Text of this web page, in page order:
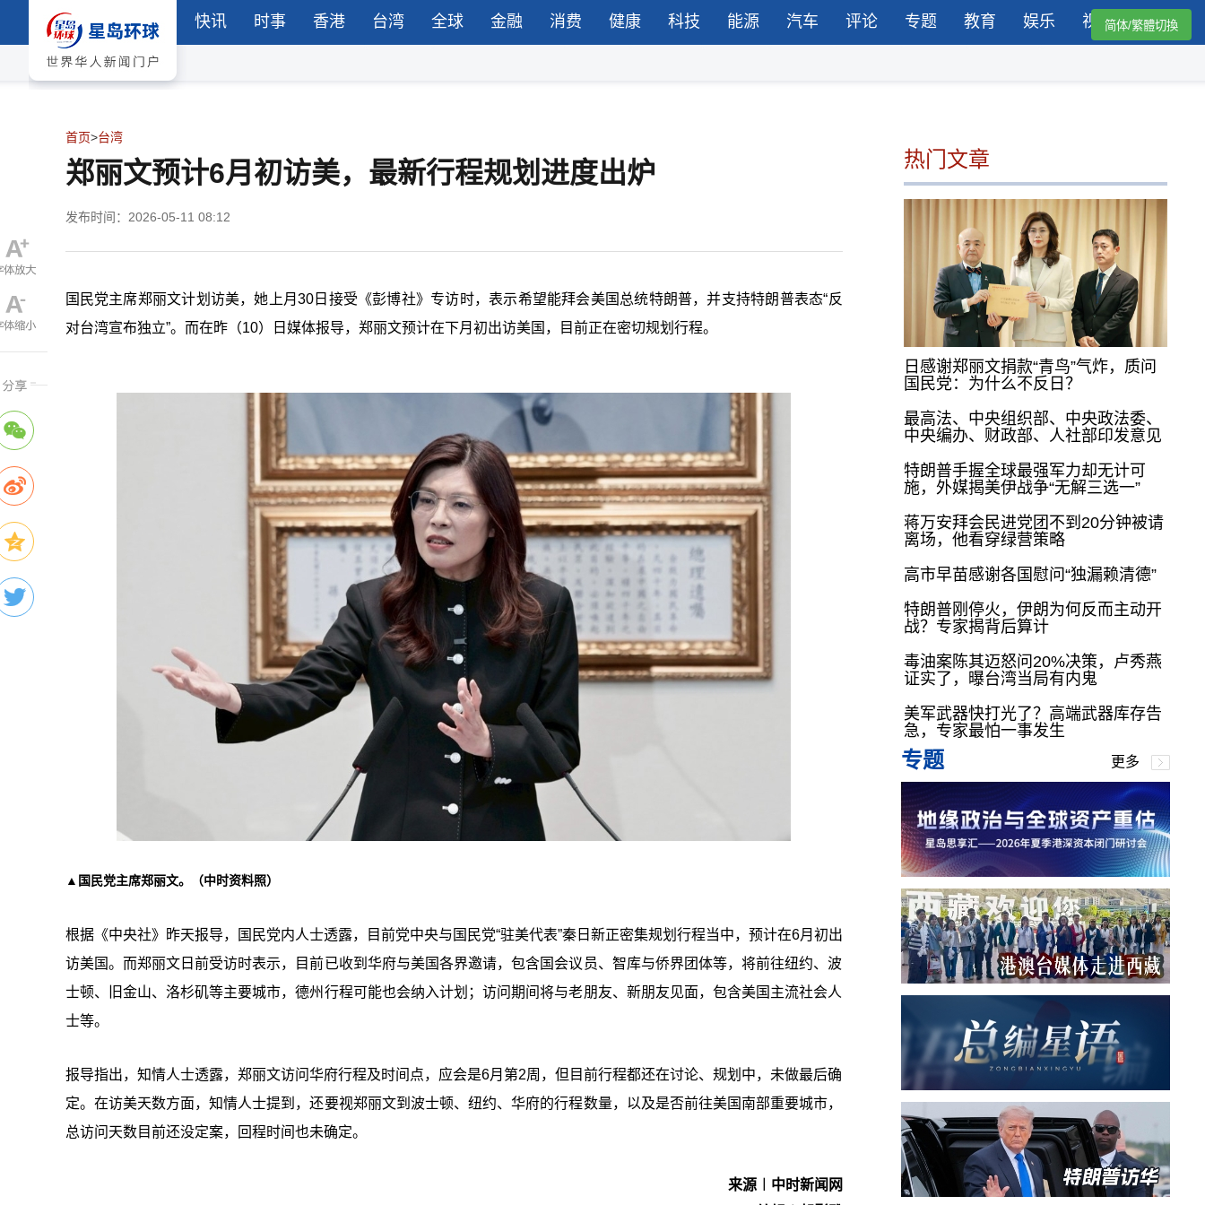
快讯 时事 香港 台湾 全球 金融 消费 健康 科技 能源 汽车 评论 专题 教育 娱乐 视频简体/繁體切換
首页>台湾
郑丽文预计6月初访美，最新行程规划进度出炉
发布时间：2026-05-11 08:12
国民党主席郑丽文计划访美，她上月30日接受《彭博社》专访时，表示希望能拜会美国总统特朗普，并支持特朗普表态“反
对台湾宣布独立”。而在昨（10）日媒体报导，郑丽文预计在下月初出访美国，目前正在密切规划行程。
▲国民党主席郑丽文。（中时资料照）
根据《中央社》昨天报导，国民党内人士透露，目前党中央与国民党“驻美代表”秦日新正密集规划行程当中，预计在6月初出
访美国。而郑丽文日前受访时表示，目前已收到华府与美国各界邀请，包含国会议员、智库与侨界团体等，将前往纽约、波
士顿、旧金山、洛杉矶等主要城市，德州行程可能也会纳入计划；访问期间将与老朋友、新朋友见面，包含美国主流社会人
士等。
报导指出，知情人士透露，郑丽文访问华府行程及时间点，应会是6月第2周，但目前行程都还在讨论、规划中，未做最后确
定。在访美天数方面，知情人士提到，还要视郑丽文到波士顿、纽约、华府的行程数量，以及是否前往美国南部重要城市，
总访问天数目前还没定案，回程时间也未确定。
来源︱中时新闻网
热门文章
日感谢郑丽文捐款“青鸟”气炸，质问
国民党：为什么不反日？
最高法、中央组织部、中央政法委、
中央编办、财政部、人社部印发意见
特朗普手握全球最强军力却无计可
施，外媒揭美伊战争“无解三选一”
蒋万安拜会民进党团不到20分钟被请
离场，他看穿绿营策略
高市早苗感谢各国慰问“独漏赖清德”
特朗普刚停火，伊朗为何反而主动开
战？专家揭背后算计
毒油案陈其迈怒问20%决策，卢秀燕
证实了，曝台湾当局有内鬼
美军武器快打光了？高端武器库存告
急，专家最怕一事发生
专题 更多